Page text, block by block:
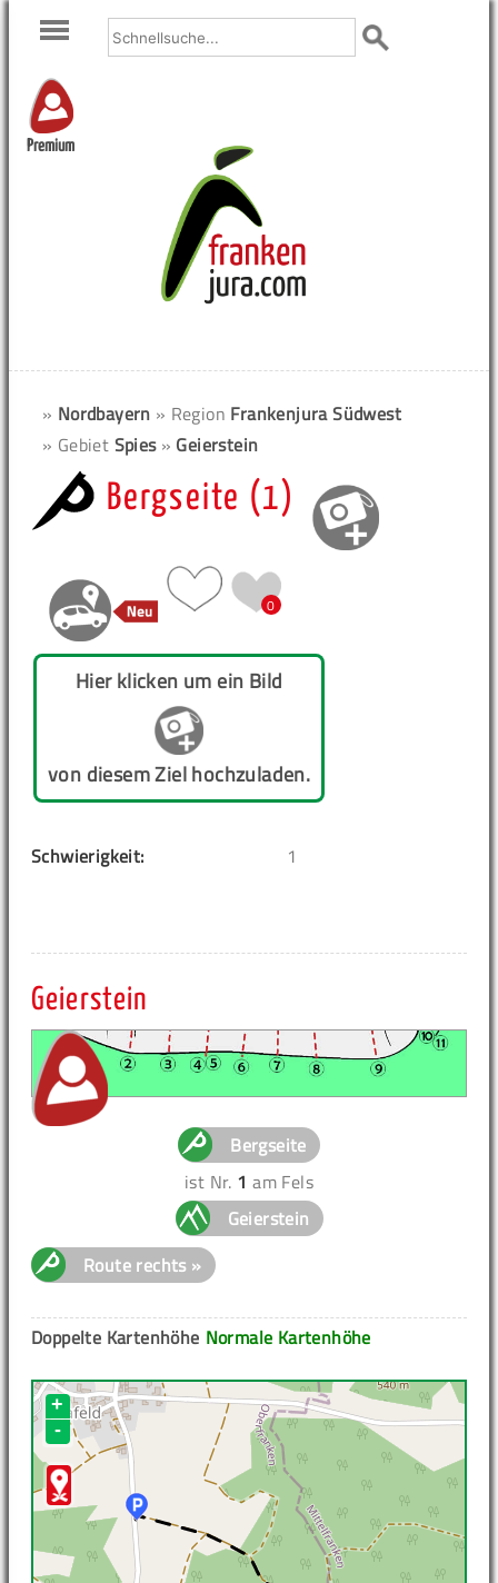
Premium
» Nordbayern » Region Frankenjura Südwest
» Gebiet Spies » Geierstein
Bergseite (1)
0
Hier klicken um ein Bild
von diesem Ziel hochzuladen.
Schwierigkeit: 1
Geierstein
Bergseite
ist Nr. 1 am Fels
Geierstein
Route rechts »
Normale Kartenhöhe
Doppelte Kartenhöhe
+
-